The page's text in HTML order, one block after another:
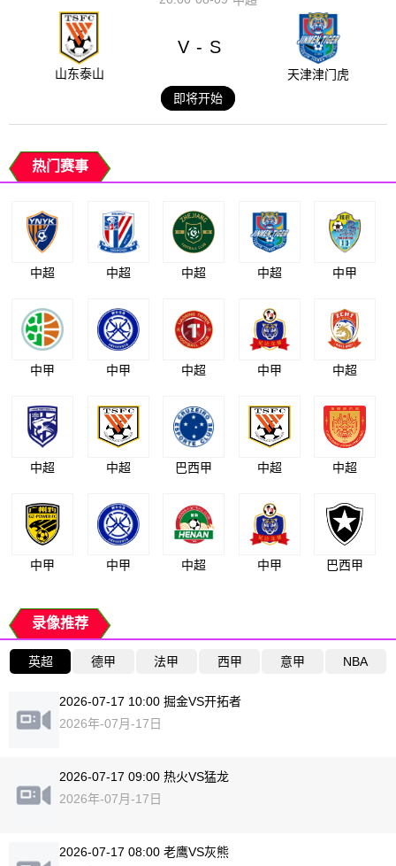
山东泰山
V - S
天津津门虎
即将开始
热门赛事
中超 中超 中超 中超 中甲
中甲 中甲 中超 中甲 中超
中超 中超 巴西甲 中超 中超
中甲 中甲 中超 中甲 巴西甲
录像推荐
英超 德甲 法甲 西甲 意甲 NBA
2026-07-17 10:00 掘金VS开拓者
2026年-07月-17日
2026-07-17 09:00 热火VS猛龙
2026年-07月-17日
2026-07-17 08:00 老鹰VS灰熊